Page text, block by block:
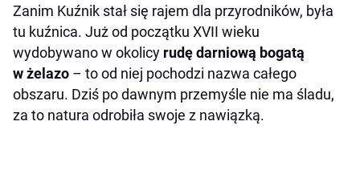
Zanim Kuźnik stał się rajem dla przyrodników, była
tu kuźnica. Już od początku XVII wieku
wydobywano w okolicy rudę darniową bogatą
w żelazo – to od niej pochodzi nazwa całego
obszaru. Dziś po dawnym przemyśle nie ma śladu,
za to natura odrobiła swoje z nawiązką.